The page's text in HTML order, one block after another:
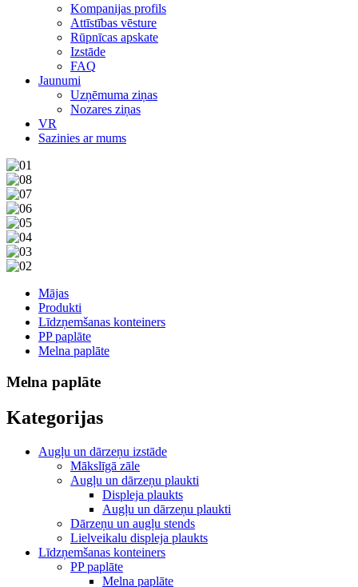
Kompanijas profils
Attīstības vēsture
Rūpnīcas apskate
Izstāde
FAQ
Jaunumi
Uzņēmuma ziņas
Nozares ziņas
VR
Sazinies ar mums
Mājas
Produkti
Līdzņemšanas konteiners
PP paplāte
Melna paplāte
Melna paplāte
Kategorijas
Augļu un dārzeņu izstāde
Mākslīgā zāle
Augļu un dārzeņu plaukti
Displeja plaukts
Augļu un dārzeņu plaukti
Dārzeņu un augļu stends
Lielveikalu displeja plaukts
Līdzņemšanas konteiners
PP paplāte
Melna paplāte